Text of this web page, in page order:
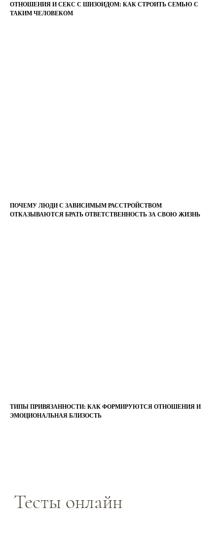
ОТНОШЕНИЯ И СЕКС С ШИЗОИДОМ: КАК СТРОИТЬ СЕМЬЮ С
ТАКИМ ЧЕЛОВЕКОМ
ПОЧЕМУ ЛЮДИ С ЗАВИСИМЫМ РАССТРОЙСТВОМ
ОТКАЗЫВАЮТСЯ БРАТЬ ОТВЕТСТВЕННОСТЬ ЗА СВОЮ ЖИЗНЬ
ТИПЫ ПРИВЯЗАННОСТИ: КАК ФОРМИРУЮТСЯ ОТНОШЕНИЯ И
ЭМОЦИОНАЛЬНАЯ БЛИЗОСТЬ
Тесты онлайн